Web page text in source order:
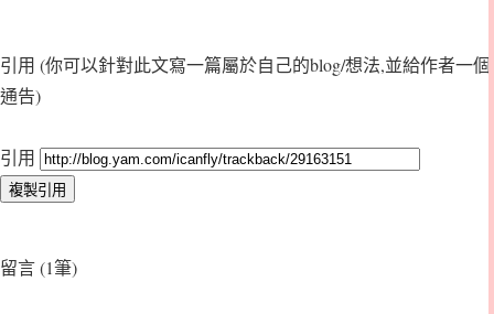
引用 (你可以針對此文寫一篇屬於自己的blog/想法,並給作者一個
通告)
引用
留言 (1筆)